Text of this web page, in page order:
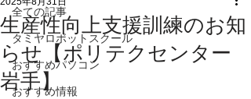
全ての記事
タミヤロボットスクール
おすすめパソコン
おすすめ情報
生産性向上支援訓練のお知
らせ【ポリテクセンター
岩手】